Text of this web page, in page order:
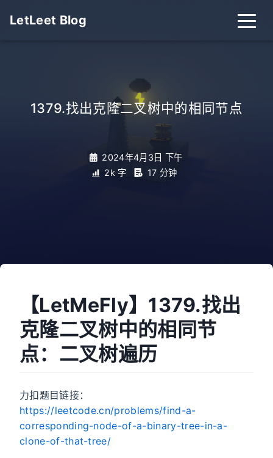
LetLeet Blog
1379.找出克隆二叉树中的相同节点
2024年4月3日 下午
2k 字
17 分钟
【LetMeFly】1379.找出
克隆二叉树中的相同节
点：二叉树遍历
力扣题目链接：
https://leetcode.cn/problems/find-a-
corresponding-node-of-a-binary-tree-in-a-
clone-of-that-tree/